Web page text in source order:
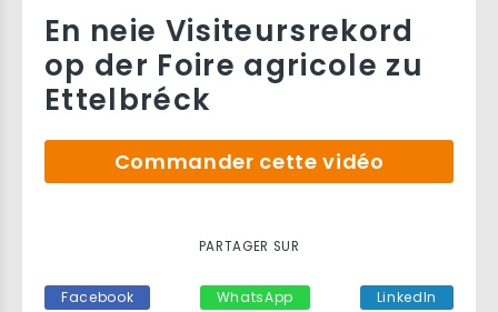
En neie Visiteursrekord
op der Foire agricole zu
Ettelbréck
Commander cette vidéo
PARTAGER SUR
Facebook WhatsApp LinkedIn